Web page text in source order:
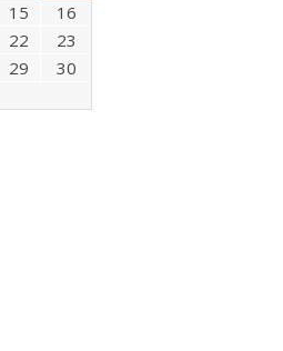
15
16
22
23
29
30